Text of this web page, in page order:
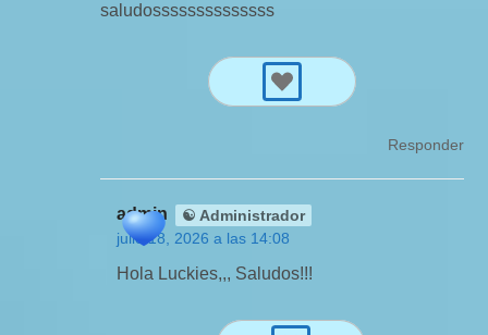
saludossssssssssssss
Responder
admin
☯ Administrador
julio 18, 2026 a las 14:08
Hola Luckies,,, Saludos!!!